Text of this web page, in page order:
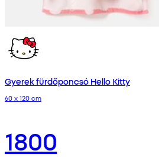
Gyerek fürdőponcsó Hello Kitty
60 x 120 cm
1800